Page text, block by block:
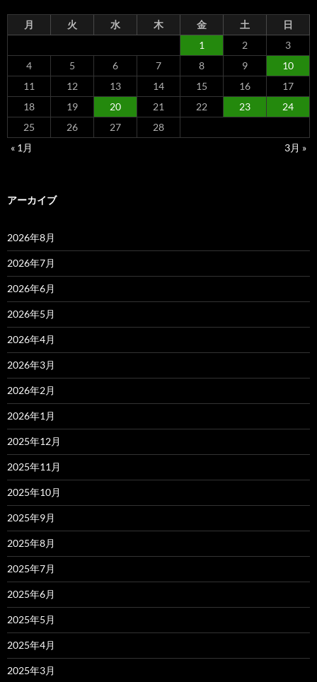
月 火 水 木 金 土
日
1
2
3
4
5 6 7 8 9
10
11
12 13 14 15 16
17
18
19 20 21 22 23
24
25
26 27
28
« 1月
3月 »
アーカイブ
2026年8月
2026年7月
2026年6月
2026年5月
2026年4月
2026年3月
2026年2月
2026年1月
2025年12月
2025年11月
2025年10月
2025年9月
2025年8月
2025年7月
2025年6月
2025年5月
2025年4月
2025年3月